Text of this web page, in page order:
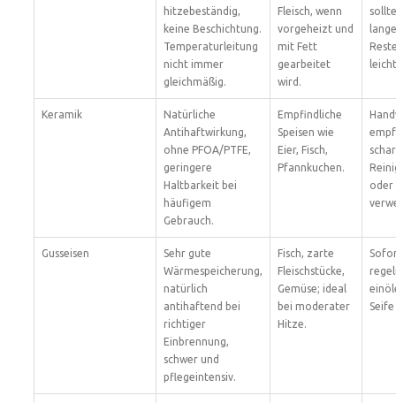
hitzebeständig,
keine Beschichtung.
Temperaturleitung
nicht immer
gleichmäßig.
Fleisch, wenn
vorgeheizt und
mit Fett
gearbeitet
wird.
Keramik
Natürliche
Antihaftwirkung,
ohne PFOA/PTFE,
geringere
Haltbarkeit bei
häufigem
Gebrauch.
Empfindliche
Speisen wie
Eier, Fisch,
Pfannkuchen.
oder
Gusseisen
Sehr gute
Wärmespeicherung,
natürlich
antihaftend bei
richtiger
Einbrennung,
schwer und
pflegeintensiv.
Fisch, zarte
Fleischstücke,
Gemüse; ideal
bei moderater
Hitze.